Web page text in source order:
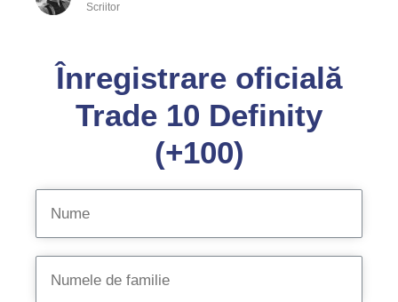
Scriitor
Înregistrare oficială
Trade 10 Definity
(+100)